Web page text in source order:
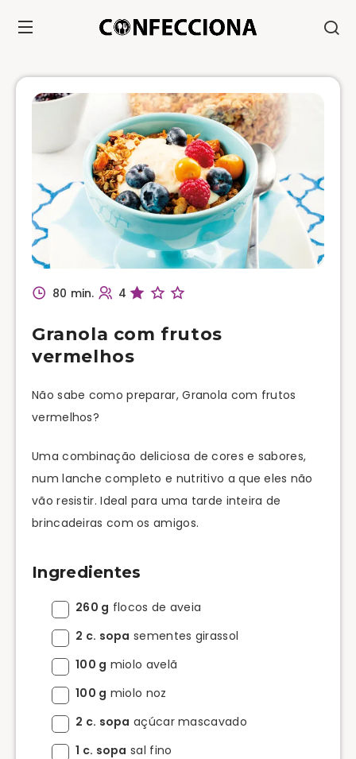
80 min. 4
Granola com frutos
vermelhos
Não sabe como preparar, Granola com frutos
vermelhos?
Uma combinação deliciosa de cores e sabores,
num lanche completo e nutritivo a que eles não
vão resistir. Ideal para uma tarde inteira de
brincadeiras com os amigos.
Ingredientes
260 g flocos de aveia
2 c. sopa sementes girassol
100 g miolo avelã
100 g miolo noz
2 c. sopa açúcar mascavado
1 c. sopa sal fino